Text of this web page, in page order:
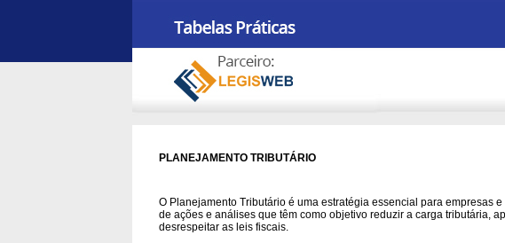
PLANEJAMENTO TRIBUTÁRIO
O Planejamento Tributário é uma estratégia essencial para empresas
de ações e análises que têm como objetivo reduzir a carga tributária,
desrespeitar as leis fiscais.